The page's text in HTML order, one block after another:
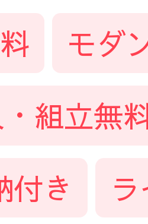
モダ
組立無
付き